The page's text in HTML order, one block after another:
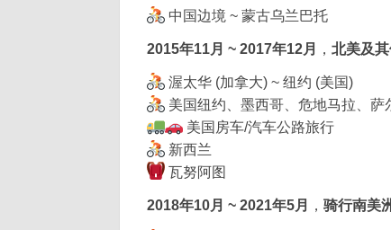
中国边境 ~ 蒙古乌兰巴托
2015年11月 ~ 2017年12月 ， 北美及
渥太华 (加拿大) ~ 纽约 (美国)
美国纽约、墨西哥、危地马拉、萨
美国房车/汽车公路旅行
新西兰
瓦努阿图
2018年10月 ~ 2021年5月 ， 骑行南美